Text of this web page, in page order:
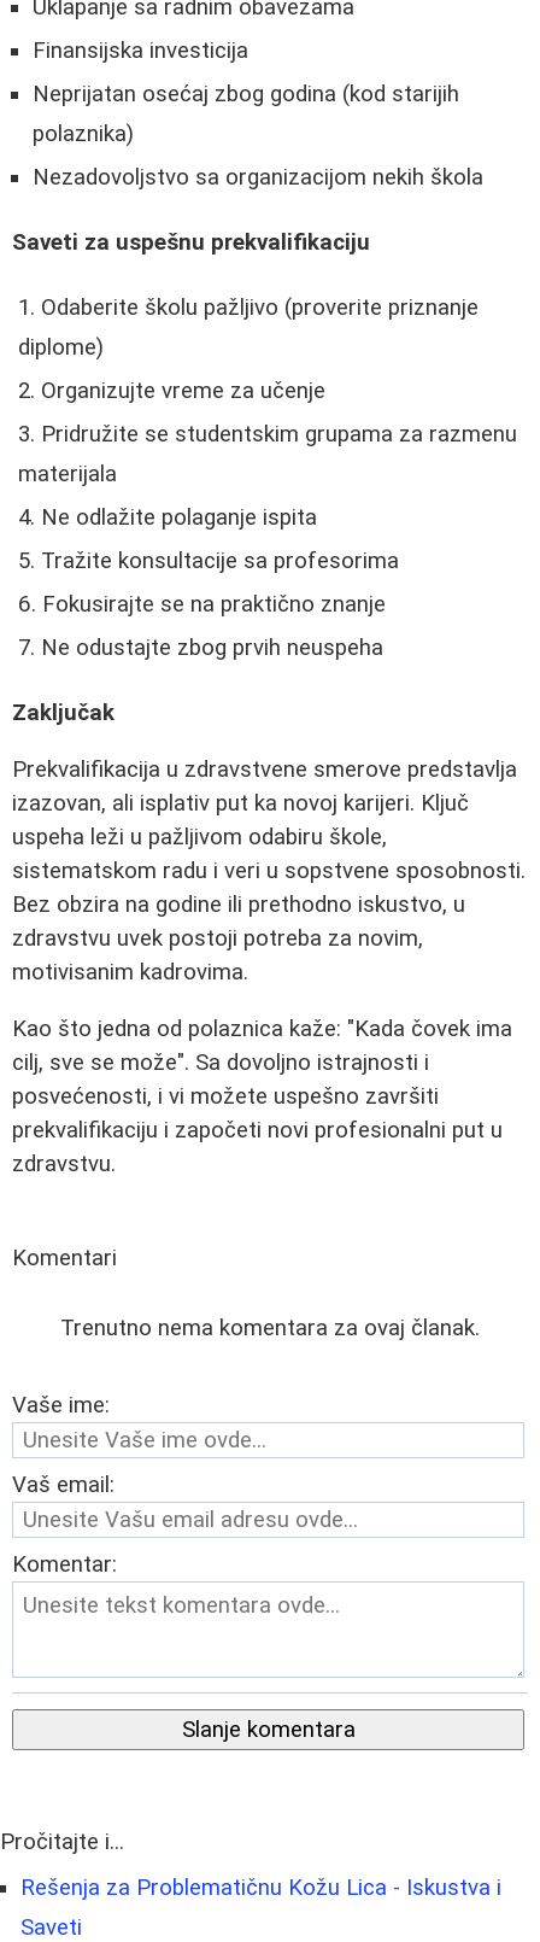
Uklapanje sa radnim obavezama
Finansijska investicija
Neprijatan osećaj zbog godina (kod starijih
polaznika)
Nezadovoljstvo sa organizacijom nekih škola
Saveti za uspešnu prekvalifikaciju
Odaberite školu pažljivo (proverite priznanje
diplome)
Organizujte vreme za učenje
Pridružite se studentskim grupama za razmenu
materijala
Ne odlažite polaganje ispita
Tražite konsultacije sa profesorima
Fokusirajte se na praktično znanje
Ne odustajte zbog prvih neuspeha
Zaključak
Prekvalifikacija u zdravstvene smerove predstavlja
izazovan, ali isplativ put ka novoj karijeri. Ključ
uspeha leži u pažljivom odabiru škole,
sistematskom radu i veri u sopstvene sposobnosti.
Bez obzira na godine ili prethodno iskustvo, u
zdravstvu uvek postoji potreba za novim,
motivisanim kadrovima.
Kao što jedna od polaznica kaže: "Kada čovek ima
cilj, sve se može". Sa dovoljno istrajnosti i
posvećenosti, i vi možete uspešno završiti
prekvalifikaciju i započeti novi profesionalni put u
zdravstvu.
Komentari
Trenutno nema komentara za ovaj članak.
Vaše ime:
Vaš email:
Komentar:
Slanje komentara
Pročitajte i...
Rešenja za Problematičnu Kožu Lica - Iskustva i
Saveti